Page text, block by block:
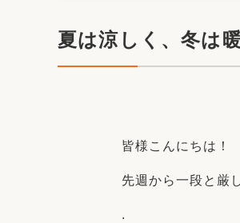
お客さまの声
リフォームコンシ
夏は涼しく、冬は
皆様こんにちは！
先週から一段と厳
.